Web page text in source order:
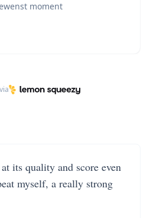
moment
its quality and score even
myself, a really strong